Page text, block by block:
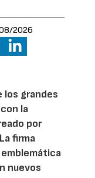
2026
los grandes
la
por
firma
nuevos